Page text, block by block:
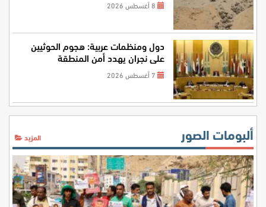
دول ومنظمات عربية: هجوم الحوثيين
على نجران يهدد أمن المنطقة
ألبومات الصور المزيد